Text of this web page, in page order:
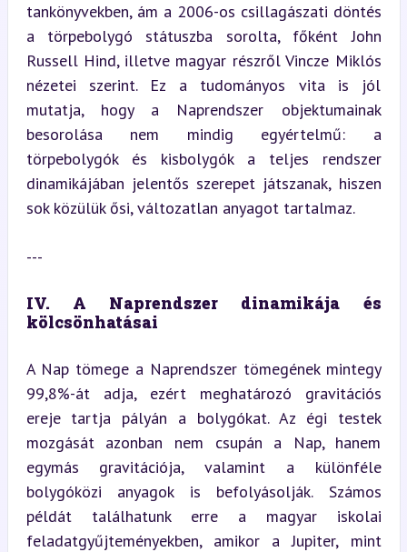
tankönyvekben, ám a 2006-os csillagászati döntés
a törpebolygó státuszba sorolta, főként John
Russell Hind, illetve magyar részről Vincze Miklós
nézetei szerint. Ez a tudományos vita is jól
mutatja, hogy a Naprendszer objektumainak
besorolása nem mindig egyértelmű: a
törpebolygók és kisbolygók a teljes rendszer
dinamikájában jelentős szerepet játszanak, hiszen
sok közülük ősi, változatlan anyagot tartalmaz.
---
IV. A Naprendszer dinamikája és
kölcsönhatásai
A Nap tömege a Naprendszer tömegének mintegy
99,8%-át adja, ezért meghatározó gravitációs
ereje tartja pályán a bolygókat. Az égi testek
mozgását azonban nem csupán a Nap, hanem
egymás gravitációja, valamint a különféle
bolygóközi anyagok is befolyásolják. Számos
példát találhatunk erre a magyar iskolai
feladatgyűjteményekben, amikor a Jupiter, mint